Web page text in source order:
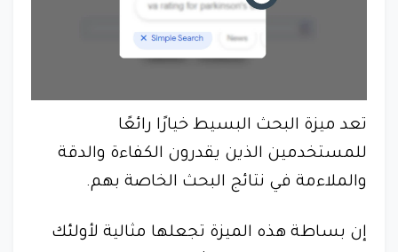
تعد ميزة البحث البسيط خيارًا رائعًا
للمستخدمين الذين يقدرون الكفاءة والدقة
والملاءمة في نتائج البحث الخاصة بهم.
إن بساطة هذه الميزة تجعلها مثالية لأولئك